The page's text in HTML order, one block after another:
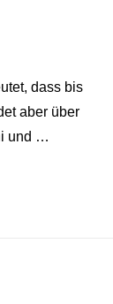
dass bis
aber über
und …